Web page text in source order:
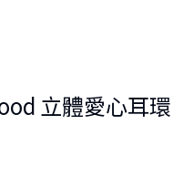
立體愛心耳